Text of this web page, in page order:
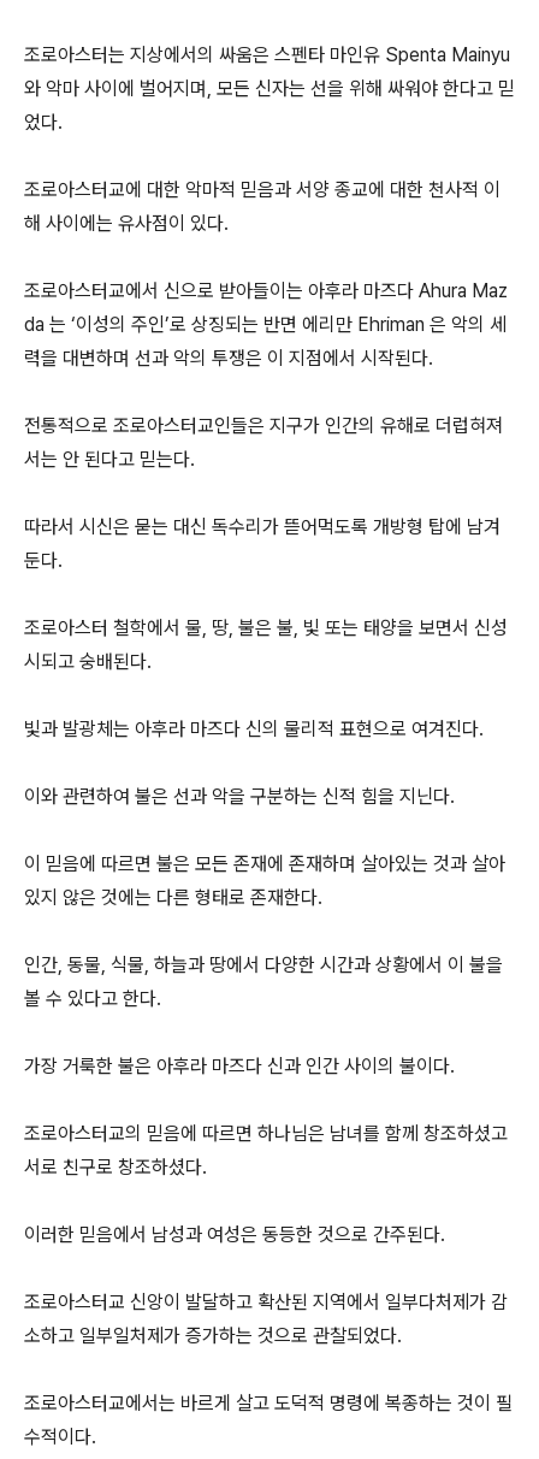
조로아스터는 지상에서의 싸움은 스펜타 마인유 Spenta Mainyu
와 악마 사이에 벌어지며, 모든 신자는 선을 위해 싸워야 한다고 믿
었다.
조로아스터교에 대한 악마적 믿음과 서양 종교에 대한 천사적 이
해 사이에는 유사점이 있다.
조로아스터교에서 신으로 받아들이는 아후라 마즈다 Ahura Maz
da 는 ‘이성의 주인’로 상징되는 반면 에리만 Ehriman 은 악의 세
력을 대변하며 선과 악의 투쟁은 이 지점에서 시작된다.
전통적으로 조로아스터교인들은 지구가 인간의 유해로 더럽혀져
서는 안 된다고 믿는다.
따라서 시신은 묻는 대신 독수리가 뜯어먹도록 개방형 탑에 남겨
둔다.
조로아스터 철학에서 물, 땅, 불은 불, 빛 또는 태양을 보면서 신성
시되고 숭배된다.
빛과 발광체는 아후라 마즈다 신의 물리적 표현으로 여겨진다.
이와 관련하여 불은 선과 악을 구분하는 신적 힘을 지닌다.
이 믿음에 따르면 불은 모든 존재에 존재하며 살아있는 것과 살아
있지 않은 것에는 다른 형태로 존재한다.
인간, 동물, 식물, 하늘과 땅에서 다양한 시간과 상황에서 이 불을
볼 수 있다고 한다.
가장 거룩한 불은 아후라 마즈다 신과 인간 사이의 불이다.
조로아스터교의 믿음에 따르면 하나님은 남녀를 함께 창조하셨고
서로 친구로 창조하셨다.
이러한 믿음에서 남성과 여성은 동등한 것으로 간주된다.
조로아스터교 신앙이 발달하고 확산된 지역에서 일부다처제가 감
소하고 일부일처제가 증가하는 것으로 관찰되었다.
조로아스터교에서는 바르게 살고 도덕적 명령에 복종하는 것이 필
수적이다.